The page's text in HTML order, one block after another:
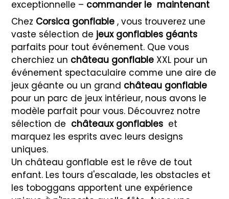
exceptionnelle – commander le maintenant
Chez Corsica gonflable , vous trouverez une
vaste sélection de jeux gonflables géants
parfaits pour tout événement. Que vous
cherchiez un château gonflable XXL pour un
événement spectaculaire comme une aire de
jeux géante ou un grand château gonflable
pour un parc de jeux intérieur, nous avons le
modèle parfait pour vous. Découvrez notre
sélection de châteaux gonflables et
marquez les esprits avec leurs designs
uniques.
Un château gonflable est le rêve de tout
enfant. Les tours d'escalade, les obstacles et
les toboggans apportent une expérience